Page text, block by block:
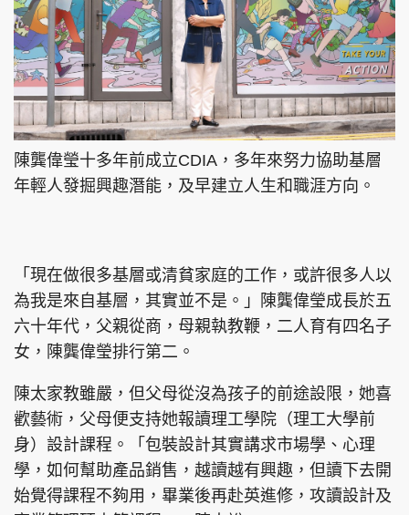
陳龔偉瑩十多年前成立CDIA，多年來努力協助基層
年輕人發掘興趣潛能，及早建立人生和職涯方向。
「現在做很多基層或清貧家庭的工作，或許很多人以
為我是來自基層，其實並不是。」陳龔偉瑩成長於五
六十年代，父親從商，母親執教鞭，二人育有四名子
女，陳龔偉瑩排行第二。
陳太家教雖嚴，但父母從沒為孩子的前途設限，她喜
歡藝術，父母便支持她報讀理工學院（理工大學前
身）設計課程。「包裝設計其實講求市場學、心理
學，如何幫助產品銷售，越讀越有興趣，但讀下去開
始覺得課程不夠用，畢業後再赴英進修，攻讀設計及